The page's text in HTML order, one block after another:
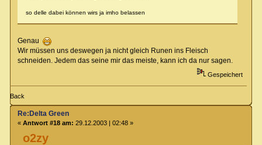
so delle dabei können wirs ja imho belassen
Genau
Wir müssen uns deswegen ja nicht gleich Runen ins Fleisch
schneiden. Jedem das seine mir das meiste, kann ich da nur sagen.
Gespeichert
Back
o2zy
Re:Delta Green
« Antwort #18 am: 29.12.2003 | 02:48 »